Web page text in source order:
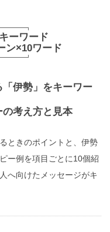
ーワード
ン×10ワード
伊勢」をキーワー
考え方と見本
ときのポイントと、伊勢
ー例を項目ごとに10個紹
へ向けたメッセージがキ